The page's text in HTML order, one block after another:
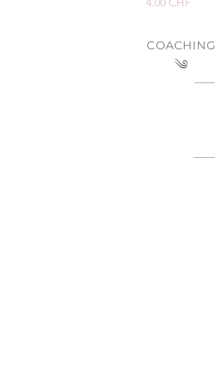
COACHING
༄